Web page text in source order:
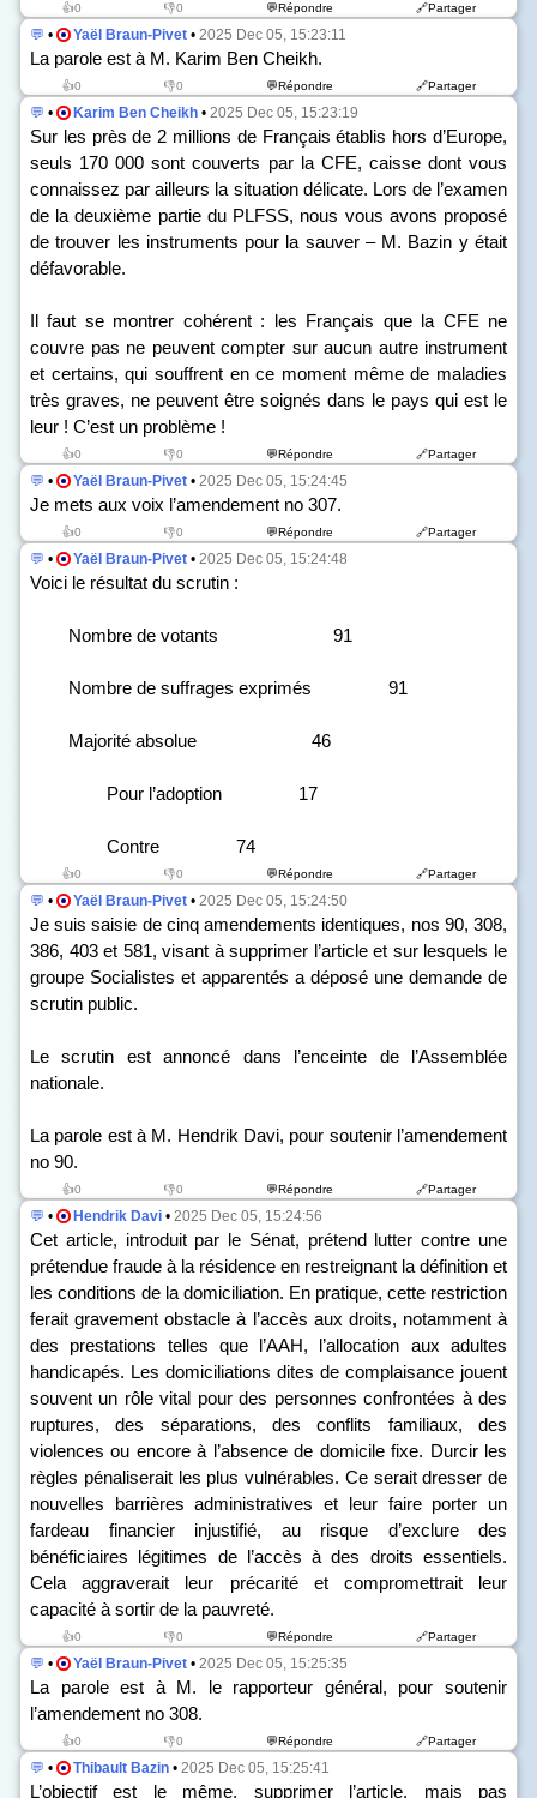
👍0 👎0 💬Répondre 🔗Partager
💬 • Yaël Braun-Pivet • 2025 Dec 05, 15:23:11
La parole est à M. Karim Ben Cheikh.
👍0 👎0 💬Répondre 🔗Partager
💬 • Karim Ben Cheikh • 2025 Dec 05, 15:23:19
Sur les près de 2 millions de Français établis hors d’Europe,
seuls 170 000 sont couverts par la CFE, caisse dont vous
connaissez par ailleurs la situation délicate. Lors de l’examen
de la deuxième partie du PLFSS, nous vous avons proposé
de trouver les instruments pour la sauver – M. Bazin y était
défavorable.
Il faut se montrer cohérent : les Français que la CFE ne
couvre pas ne peuvent compter sur aucun autre instrument
et certains, qui souffrent en ce moment même de maladies
très graves, ne peuvent être soignés dans le pays qui est le
leur ! C’est un problème !
👍0 👎0 💬Répondre 🔗Partager
💬 • Yaël Braun-Pivet • 2025 Dec 05, 15:24:45
Je mets aux voix l’amendement no 307.
👍0 👎0 💬Répondre 🔗Partager
💬 • Yaël Braun-Pivet • 2025 Dec 05, 15:24:48
Voici le résultat du scrutin :
Nombre de votants 91
Nombre de suffrages exprimés 91
Majorité absolue 46
Pour l’adoption 17
Contre 74
👍0 👎0 💬Répondre 🔗Partager
💬 • Yaël Braun-Pivet • 2025 Dec 05, 15:24:50
Je suis saisie de cinq amendements identiques, nos 90, 308,
386, 403 et 581, visant à supprimer l’article et sur lesquels le
groupe Socialistes et apparentés a déposé une demande de
scrutin public.
Le scrutin est annoncé dans l’enceinte de l’Assemblée
nationale.
La parole est à M. Hendrik Davi, pour soutenir l’amendement
no 90.
👍0 👎0 💬Répondre 🔗Partager
💬 • Hendrik Davi • 2025 Dec 05, 15:24:56
Cet article, introduit par le Sénat, prétend lutter contre une
prétendue fraude à la résidence en restreignant la définition et
les conditions de la domiciliation. En pratique, cette restriction
ferait gravement obstacle à l’accès aux droits, notamment à
des prestations telles que l’AAH, l’allocation aux adultes
handicapés. Les domiciliations dites de complaisance jouent
souvent un rôle vital pour des personnes confrontées à des
ruptures, des séparations, des conflits familiaux, des
violences ou encore à l’absence de domicile fixe. Durcir les
règles pénaliserait les plus vulnérables. Ce serait dresser de
nouvelles barrières administratives et leur faire porter un
fardeau financier injustifié, au risque d’exclure des
bénéficiaires légitimes de l’accès à des droits essentiels.
Cela aggraverait leur précarité et compromettrait leur
capacité à sortir de la pauvreté.
👍0 👎0 💬Répondre 🔗Partager
💬 • Yaël Braun-Pivet • 2025 Dec 05, 15:25:35
La parole est à M. le rapporteur général, pour soutenir
l’amendement no 308.
👍0 👎0 💬Répondre 🔗Partager
💬 • Thibault Bazin • 2025 Dec 05, 15:25:41
L’objectif est le même, supprimer l’article, mais pas